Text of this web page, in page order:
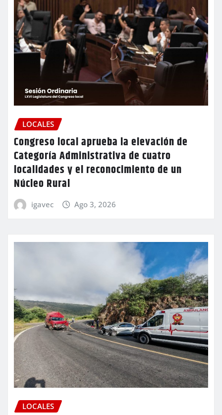
LOCALES
Congreso local aprueba la elevación de
Categoría Administrativa de cuatro
localidades y el reconocimiento de un
Núcleo Rural
igavec Ago 3, 2026
LOCALES